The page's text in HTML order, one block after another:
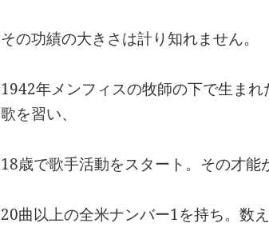
その功績の大きさは計り知れません。
1942年メンフィスの牧師の下で生ま
歌を習い、
18歳で歌手活動をスタート。その才能
20曲以上の全米ナンバー1を持ち。数